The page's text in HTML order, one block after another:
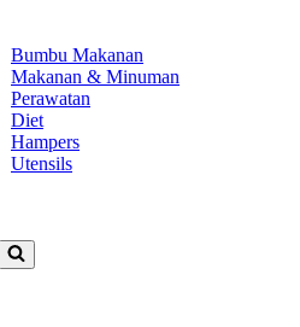
Bumbu Makanan
Makanan & Minuman
Perawatan
Diet
Hampers
Utensils